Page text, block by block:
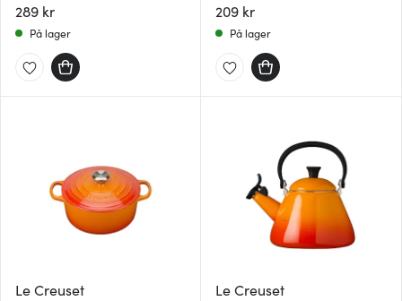
289 kr
På lager
209 kr
På lager
Le Creuset Le Creuset